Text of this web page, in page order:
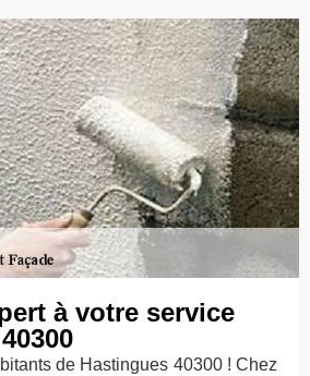
à votre service
de Hastingues 40300 ! Chez